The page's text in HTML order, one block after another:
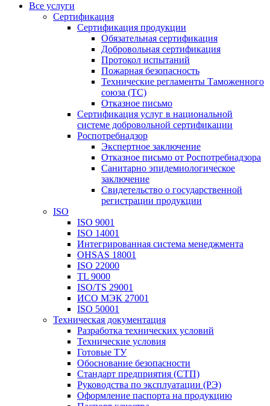
Все услуги
Сертификация
Сертификация продукции
Обязательная сертификация
Добровольная сертификация
Протокол испытаний
Пожарная безопасность
Технические регламенты Таможенного
союза (ТС)
Отказное письмо
Сертификация услуг в национальной
системе добровольной сертификации
Роспотребнадзор
Экспертное заключение
Отказное письмо от Роспотребнадзора
Санитарно эпидемиологическое
заключение
Свидетельство о государственной
регистрации продукции
ISO
ISO 9001
ISO 14001
Интегрированная система менеджмента
OHSAS 18001
ISO 22000
TL 9000
ISO/TS 29001
ИСО МЭК 27001
ISO 50001
Техническая документация
Разработка технических условий
Технические условия
Готовые ТУ
Обоснование безопасности
Стандарт предприятия (СТП)
Руководства по эксплуатации (РЭ)
Оформление паспорта на продукцию